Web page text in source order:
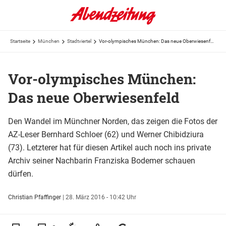
Startseite München Stadtviertel Vor-olympisches München: Das neue Oberwiesenfeld
Vor-olympisches München:
Das neue Oberwiesenfeld
Den Wandel im Münchner Norden, das zeigen die Fotos der
AZ-Leser Bernhard Schloer (62) und Werner Chibidziura
(73). Letzterer hat für diesen Artikel auch noch ins private
Archiv seiner Nachbarin Franziska Bodemer schauen
dürfen.
Christian Pfaffinger | 28. März 2016 - 10:42 Uhr